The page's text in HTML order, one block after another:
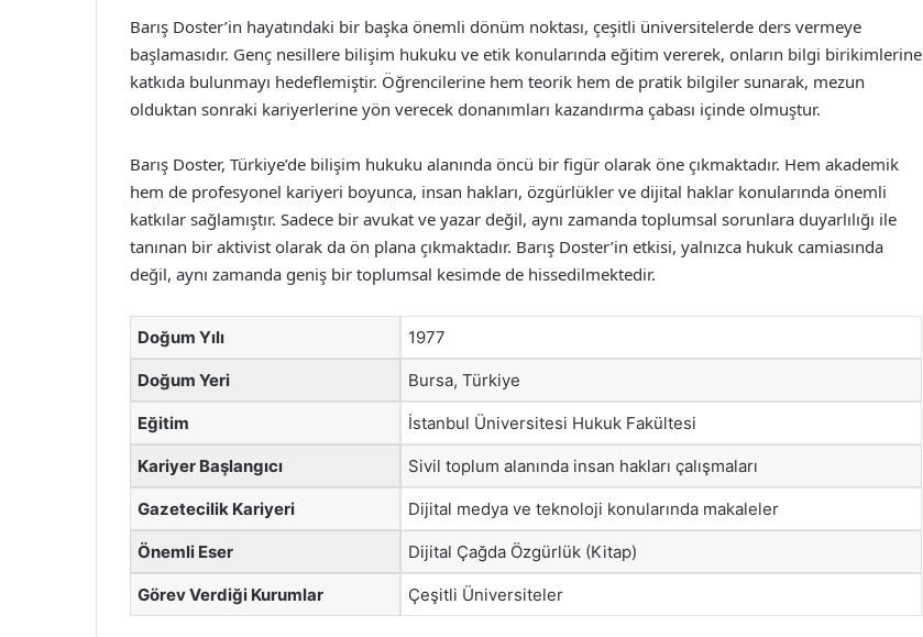
Barış Doster’in hayatındaki bir başka önemli dönüm noktası, çeşitli üniversitelerde ders vermeye
başlamasıdır. Genç nesillere bilişim hukuku ve etik konularında eğitim vererek, onların bilgi birikimlerine
katkıda bulunmayı hedeflemiştir. Öğrencilerine hem teorik hem de pratik bilgiler sunarak, mezun
olduktan sonraki kariyerlerine yön verecek donanımları kazandırma çabası içinde olmuştur.
Barış Doster, Türkiye’de bilişim hukuku alanında öncü bir figür olarak öne çıkmaktadır. Hem akademik
hem de profesyonel kariyeri boyunca, insan hakları, özgürlükler ve dijital haklar konularında önemli
katkılar sağlamıştır. Sadece bir avukat ve yazar değil, aynı zamanda toplumsal sorunlara duyarlılığı ile
tanınan bir aktivist olarak da ön plana çıkmaktadır. Barış Doster’in etkisi, yalnızca hukuk camiasında
değil, aynı zamanda geniş bir toplumsal kesimde de hissedilmektedir.
Doğum Yılı 1977
Doğum Yeri Bursa, Türkiye
Eğitim İstanbul Üniversitesi Hukuk Fakültesi
Kariyer Başlangıcı Sivil toplum alanında insan hakları çalışmaları
Gazetecilik Kariyeri Dijital medya ve teknoloji konularında makaleler
Önemli Eser Dijital Çağda Özgürlük (Kitap)
Görev Verdiği Kurumlar Çeşitli Üniversiteler